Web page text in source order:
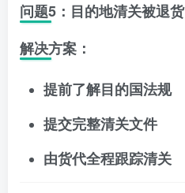
问题5：目的地清关被退货
解决方案：
提前了解目的国法规
提交完整清关文件
由货代全程跟踪清关